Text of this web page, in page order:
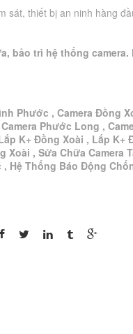
sát, thiết bị an ninh hàng
bảo trì hệ thống
Phước , Camera Đồng
Phước Long ,
K+ Đồng Xoài , Lắp
Xoài , Sửa Chữa
Hệ Thống Báo Động